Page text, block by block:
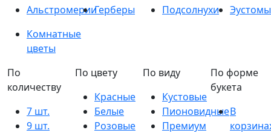
АльстромерииГерберы Подсолнухи
Эустомы
Комнатные
цветы
По
количеству
7 шт.
9 шт.
По цвету
Красные
Белые
Розовые
По виду
Кустовые
Пионовидные
Премиум
По форме
букета
В